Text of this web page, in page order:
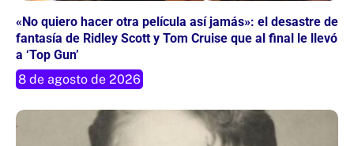
«No quiero hacer otra película así jamás»: el desastre de
fantasía de Ridley Scott y Tom Cruise que al final le llevó
a ‘Top Gun’
8 de agosto de 2026